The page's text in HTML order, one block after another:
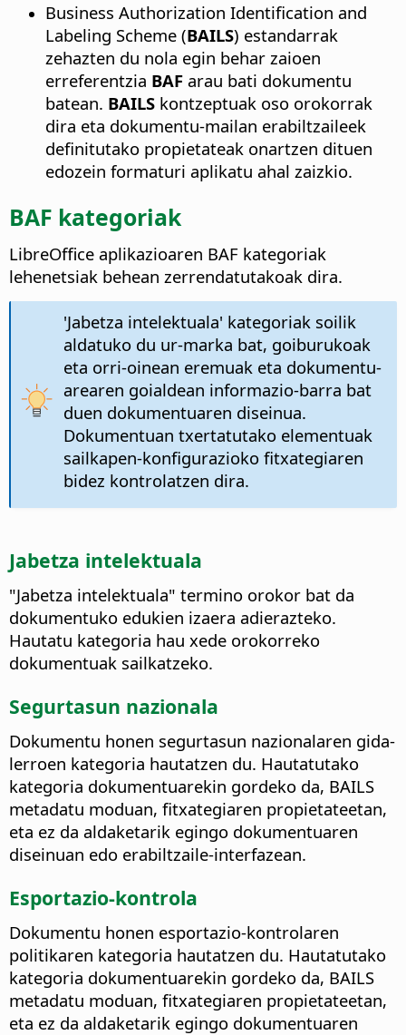
Business Authorization Identification and
Labeling Scheme (BAILS) estandarrak
zehazten du nola egin behar zaioen
erreferentzia BAF arau bati dokumentu
batean. BAILS kontzeptuak oso orokorrak
dira eta dokumentu-mailan erabiltzaileek
definitutako propietateak onartzen dituen
edozein formaturi aplikatu ahal zaizkio.
BAF kategoriak
LibreOffice aplikazioaren BAF kategoriak
lehenetsiak behean zerrendatutakoak dira.
'Jabetza intelektuala' kategoriak soilik
aldatuko du ur-marka bat, goiburukoak
eta orri-oinean eremuak eta dokumentu-
arearen goialdean informazio-barra bat
duen dokumentuaren diseinua.
Dokumentuan txertatutako elementuak
sailkapen-konfigurazioko fitxategiaren
bidez kontrolatzen dira.
Jabetza intelektuala
"Jabetza intelektuala" termino orokor bat da
dokumentuko edukien izaera adierazteko.
Hautatu kategoria hau xede orokorreko
dokumentuak sailkatzeko.
Segurtasun nazionala
Dokumentu honen segurtasun nazionalaren gida-
lerroen kategoria hautatzen du. Hautatutako
kategoria dokumentuarekin gordeko da, BAILS
metadatu moduan, fitxategiaren propietateetan,
eta ez da aldaketarik egingo dokumentuaren
diseinuan edo erabiltzaile-interfazean.
Esportazio-kontrola
Dokumentu honen esportazio-kontrolaren
politikaren kategoria hautatzen du. Hautatutako
kategoria dokumentuarekin gordeko da, BAILS
metadatu moduan, fitxategiaren propietateetan,
eta ez da aldaketarik egingo dokumentuaren